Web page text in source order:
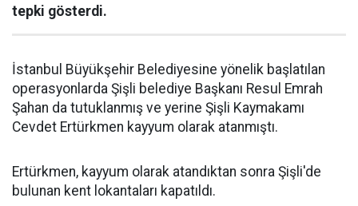
tepki gösterdi.
İstanbul Büyükşehir Belediyesine yönelik başlatılan
operasyonlarda Şişli belediye Başkanı Resul Emrah
Şahan da tutuklanmış ve yerine Şişli Kaymakamı
Cevdet Ertürkmen kayyum olarak atanmıştı.
Ertürkmen, kayyum olarak atandıktan sonra Şişli'de
bulunan kent lokantaları kapatıldı.